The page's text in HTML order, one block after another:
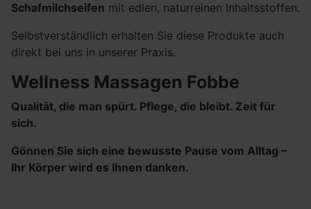
Schafmilchseifen mit edlen, naturreinen Inhaltsstoffen.
Selbstverständlich erhalten Sie diese Produkte auch
direkt bei uns in unserer Praxis.
Wellness Massagen Fobbe
Qualität, die man spürt. Pflege, die bleibt. Zeit für
sich.
Gönnen Sie sich eine bewusste Pause vom Alltag –
Ihr Körper wird es Ihnen danken.